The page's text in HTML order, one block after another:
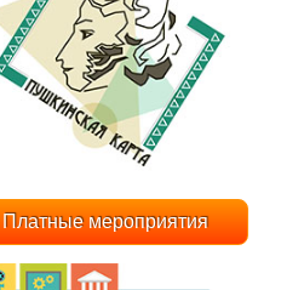
Платные мероприятия